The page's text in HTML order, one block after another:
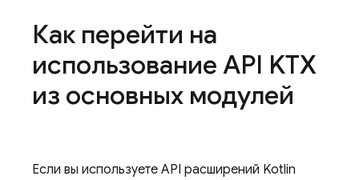
Как перейти на
использование API KTX
из основных модулей
Если вы используете API расширений Kotlin